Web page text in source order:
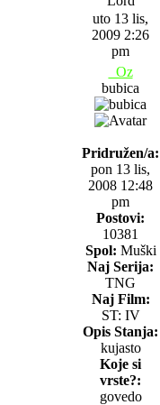
uto 13 lis,
2009 2:26
pm
_Oz
bubica
Pridružen/a:
pon 13 lis,
2008 12:48
pm
Postovi:
10381
Spol: Muški
Naj Serija:
TNG
Naj Film:
ST: IV
Opis Stanja:
kujasto
Koje si
vrste?:
govedo